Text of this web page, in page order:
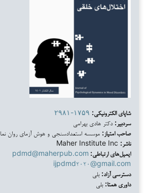
شاپای الکترونیکی: ۲۹۸۱-۱۷۵۹
سردبیر: دکتر هادی بهرامی
صاحب امتیاز: موسسه استعدادسنجی و هوش آزمای روان نما
ناشر:
ایمیل‌های ارتباطی: pdmd@maherpub.com
ijpdmd۲۰۲۰@gmail.com
دسترسی آزاد: بلی
داوری همتا: بلی